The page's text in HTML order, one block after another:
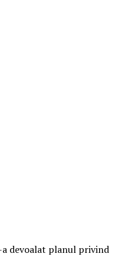
a devoalat planul privind